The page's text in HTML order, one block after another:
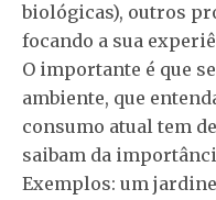
biológicas), outros
focando a sua
O importante é que
ambiente, que
consumo atual tem
saibam da
Exemplos: um